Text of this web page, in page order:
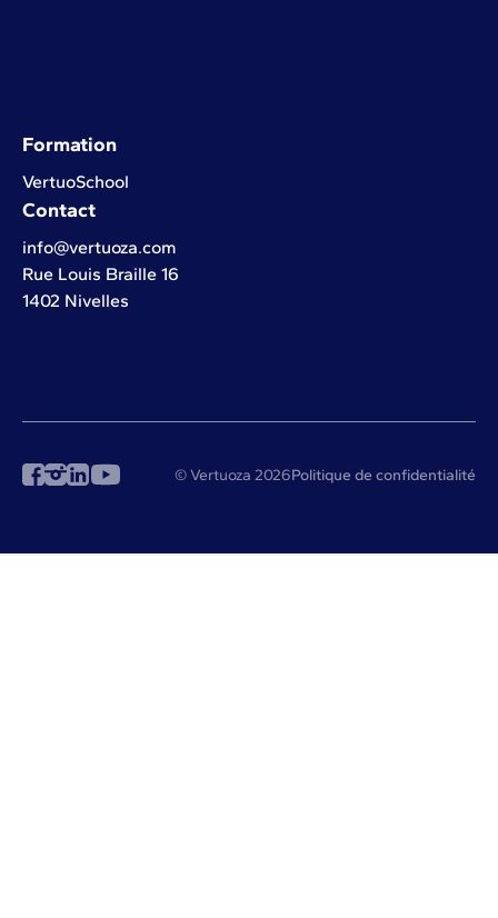
Formation
VertuoSchool
Contact
info@vertuoza.com
Rue Louis Braille 16
1402 Nivelles
© Vertuoza 2026Politique de confidentialité